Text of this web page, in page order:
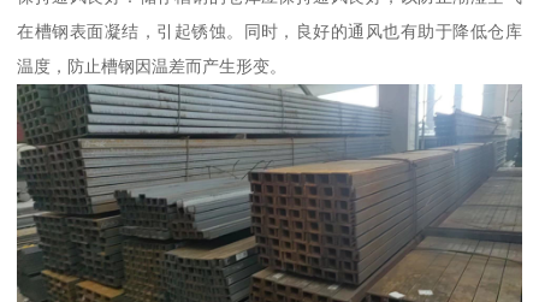
在槽钢表面凝结，引起锈蚀。同时，良好的通风也有助于降低仓库
温度，防止槽钢因温差而产生形变。